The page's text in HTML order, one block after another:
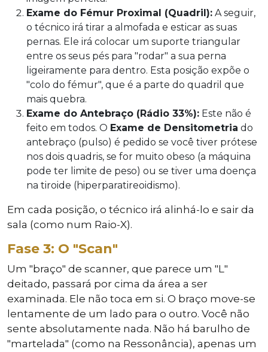
Exame do Fémur Proximal (Quadril): A seguir,
o técnico irá tirar a almofada e esticar as suas
pernas. Ele irá colocar um suporte triangular
entre os seus pés para "rodar" a sua perna
ligeiramente para dentro. Esta posição expõe o
"colo do fémur", que é a parte do quadril que
mais quebra.
Exame do Antebraço (Rádio 33%): Este não é
feito em todos. O Exame de Densitometria do
antebraço (pulso) é pedido se você tiver prótese
nos dois quadris, se for muito obeso (a máquina
pode ter limite de peso) ou se tiver uma doença
na tiroide (hiperparatireoidismo).
Em cada posição, o técnico irá alinhá-lo e sair da
sala (como num Raio-X).
Fase 3: O "Scan"
Um "braço" de scanner, que parece um "L"
deitado, passará por cima da área a ser
examinada. Ele não toca em si. O braço move-se
lentamente de um lado para o outro. Você não
sente absolutamente nada. Não há barulho de
"martelada" (como na Ressonância), apenas um